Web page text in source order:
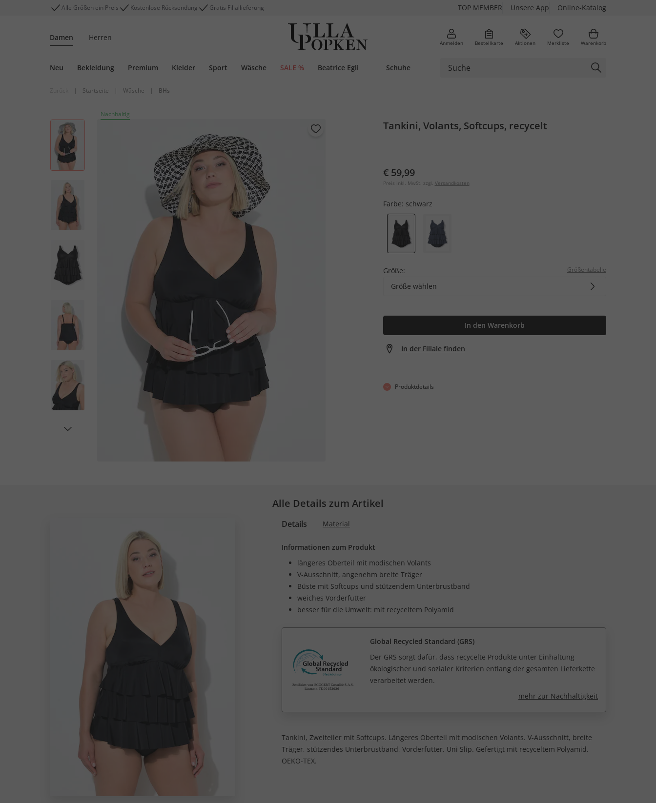
Alle Größen ein Preis Kostenlose Rücksendung Gratis Filiallieferung TOP MEMBER Unsere App Online-Katalog
Damen Herren
Anmelden Bestellkarte Aktionen Merkliste Warenkorb
Neu Bekleidung Premium Kleider Sport Wäsche SALE % Beatrice Egli Schuhe
| Startseite | Wäsche | BHs
Nachhaltig
Tankini, Volants, Softcups, recycelt
€ 59,99
Preis inkl. MwSt. zzgl. Versandkosten
Farbe: schwarz
Größe: Größentabelle
Größe wählen
In den Warenkorb
In der Filiale finden
Produktdetails
Alle Details zum Artikel
Details Material
Informationen zum Produkt
längeres Oberteil mit modischen Volants
V-Ausschnitt, angenehm breite Träger
Büste mit Softcups und stützendem Unterbrustband
weiches Vorderfutter
besser für die Umwelt: mit recyceltem Polyamid
Global Recycled Standard (GRS)
Der GRS sorgt dafür, dass recycelte Produkte unter Einhaltung
ökologischer und sozialer Kriterien entlang der gesamten Lieferkette
verarbeitet werden.
mehr zur Nachhaltigkeit
Tankini, Zweiteiler mit Softcups. Längeres Oberteil mit modischen Volants. V-Ausschnitt, breite
Träger, stützendes Unterbrustband, Vorderfutter. Uni Slip. Gefertigt mit recyceltem Polyamid.
OEKO-TEX.